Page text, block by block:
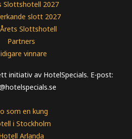
Slottshotell 2027
slott 2027
Slottshotell
Partners
vinnare
initiativ av HotelSpecials. E-post:
som en kung
i Stockholm
Arlanda